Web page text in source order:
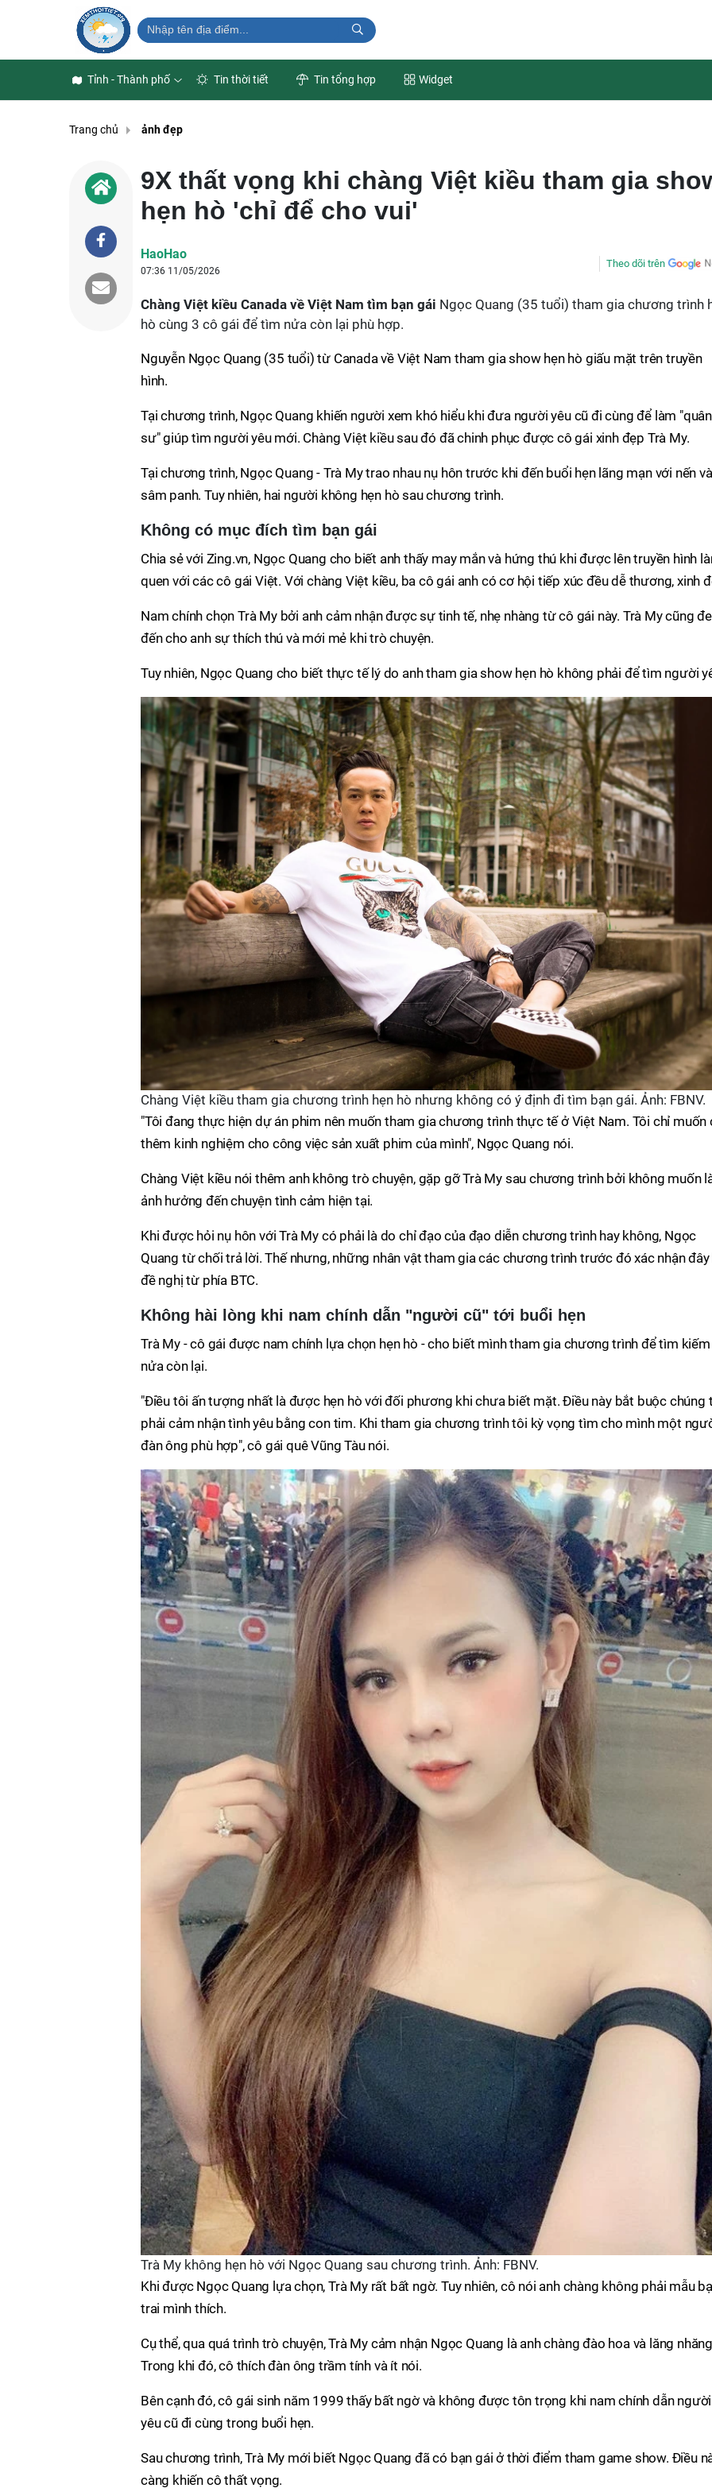
Tỉnh - Thành phố Tin thời tiết Tin tổng hợp Widget
Trang chủ ảnh đẹp
9X thất vọng khi chàng Việt kiều tham gia
hẹn hò 'chỉ để cho vui'
HaoHao
07:36 11/05/2026
Theo dõi trên
Chàng Việt kiều Canada về Việt Nam tìm bạn gái Ngọc Quang (35 tuổi) tham gia chương trình
hò cùng 3 cô gái để tìm nửa còn lại phù hợp.
Nguyễn Ngọc Quang (35 tuổi) từ Canada về Việt Nam tham gia show hẹn hò giấu mặt trên truyền
hình.
Tại chương trình, Ngọc Quang khiến người xem khó hiểu khi đưa người yêu cũ đi cùng để làm "quân
sư" giúp tìm người yêu mới. Chàng Việt kiều sau đó đã chinh phục được cô gái xinh đẹp Trà My.
Tại chương trình, Ngọc Quang - Trà My trao nhau nụ hôn trước khi đến buổi hẹn lãng mạn với nến và
sâm panh. Tuy nhiên, hai người không hẹn hò sau chương trình.
Không có mục đích tìm bạn gái
Chia sẻ với Zing.vn, Ngọc Quang cho biết anh thấy may mắn và hứng thú khi được lên truyền hình
quen với các cô gái Việt. Với chàng Việt kiều, ba cô gái anh có cơ hội tiếp xúc đều dễ thương, xinh
Nam chính chọn Trà My bởi anh cảm nhận được sự tinh tế, nhẹ nhàng từ cô gái này. Trà My cũng
đến cho anh sự thích thú và mới mẻ khi trò chuyện.
Tuy nhiên, Ngọc Quang cho biết thực tế lý do anh tham gia show hẹn hò không phải để tìm người
Chàng Việt kiều tham gia chương trình hẹn hò nhưng không có ý định đi tìm bạn gái. Ảnh: FBNV.
"Tôi đang thực hiện dự án phim nên muốn tham gia chương trình thực tế ở Việt Nam. Tôi chỉ muốn
thêm kinh nghiệm cho công việc sản xuất phim của mình", Ngọc Quang nói.
Chàng Việt kiều nói thêm anh không trò chuyện, gặp gỡ Trà My sau chương trình bởi không muốn
ảnh hưởng đến chuyện tình cảm hiện tại.
Khi được hỏi nụ hôn với Trà My có phải là do chỉ đạo của đạo diễn chương trình hay không, Ngọc
Quang từ chối trả lời. Thế nhưng, những nhân vật tham gia các chương trình trước đó xác nhận đây
đề nghị từ phía BTC.
Không hài lòng khi nam chính dẫn "người cũ" tới buổi hẹn
Trà My - cô gái được nam chính lựa chọn hẹn hò - cho biết mình tham gia chương trình để tìm kiếm
nửa còn lại.
"Điều tôi ấn tượng nhất là được hẹn hò với đối phương khi chưa biết mặt. Điều này bắt buộc chúng
phải cảm nhận tình yêu bằng con tim. Khi tham gia chương trình tôi kỳ vọng tìm cho mình một
đàn ông phù hợp", cô gái quê Vũng Tàu nói.
Trà My không hẹn hò với Ngọc Quang sau chương trình. Ảnh: FBNV.
Khi được Ngọc Quang lựa chọn, Trà My rất bất ngờ. Tuy nhiên, cô nói anh chàng không phải mẫu
trai mình thích.
Cụ thể, qua quá trình trò chuyện, Trà My cảm nhận Ngọc Quang là anh chàng đào hoa và lăng
Trong khi đó, cô thích đàn ông trầm tính và ít nói.
Bên cạnh đó, cô gái sinh năm 1999 thấy bất ngờ và không được tôn trọng khi nam chính dẫn người
yêu cũ đi cùng trong buổi hẹn.
Sau chương trình, Trà My mới biết Ngọc Quang đã có bạn gái ở thời điểm tham game show. Điều
càng khiến cô thất vọng.